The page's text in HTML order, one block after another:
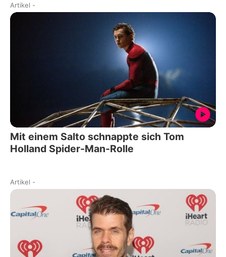
Artikel -
Mit einem Salto schnappte sich Tom
Holland Spider-Man-Rolle
Artikel -